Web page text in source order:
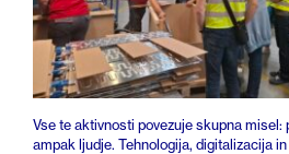
Vse te aktivnosti povezuje skupna
ampak ljudje. Tehnologija, digitalizacija